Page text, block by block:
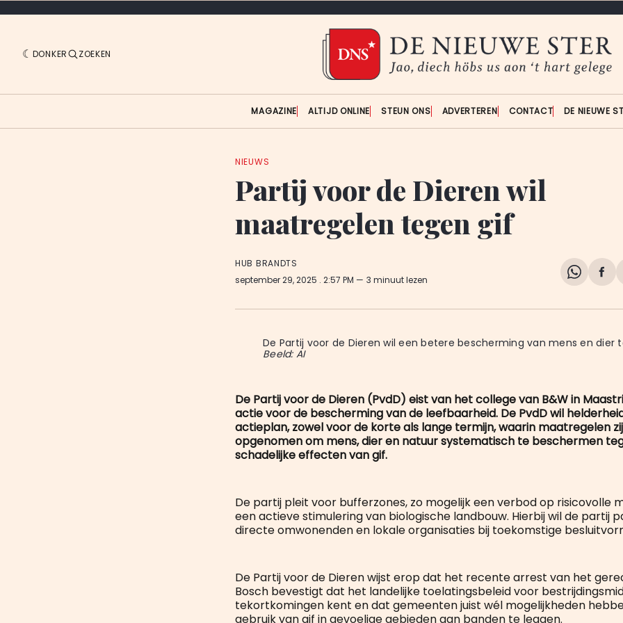
DONKER ZOEKEN
MAGAZINE ALTIJD ONLINE STEUN ONS ADVERTEREN CONTACT DE NIEUWE
NIEUWS
Partij voor de Dieren wil
maatregelen tegen gif
HUB BRANDTS
september 29, 2025 . 2:57 PM 3 minuut lezen
Share
Beeld: AI
De Partij voor de Dieren (PvdD) eist van het college van B&W in
actie voor de bescherming van de leefbaarheid. De PvdD wil
actieplan, zowel voor de korte als lange termijn, waarin maatregelen
opgenomen om mens, dier en natuur systematisch te beschermen
schadelijke effecten van gif.
De partij pleit voor bufferzones, zo mogelijk een verbod op risicovolle
een actieve stimulering van biologische landbouw. Hierbij wil de partij
directe omwonenden en lokale organisaties bij toekomstige
De Partij voor de Dieren wijst erop dat het recente arrest van het
Bosch bevestigt dat het landelijke toelatingsbeleid voor
tekortkomingen kent en dat gemeenten juist wél mogelijkheden
gebruik van gif in gevoelige gebieden aan banden te leggen.